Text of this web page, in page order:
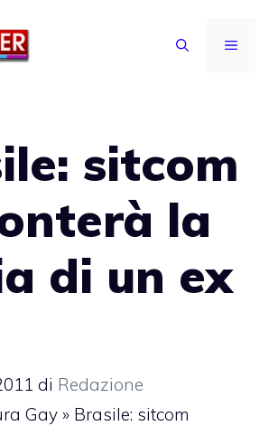
MENU
sitcom
la
di un ex
di Redazione
Gay » Brasile: sitcom